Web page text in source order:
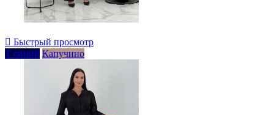
 Быстрый просмотр
Т синий Капучино